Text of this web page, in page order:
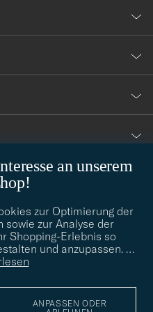
an unserem
zur Optimierung der
sowie zur Analyse der
Shopping-Erlebnis so
und anzupassen. …
ANPASSEN ODER
nach Ihrem persönlichen Stil?
Ihnen gerne weiter!